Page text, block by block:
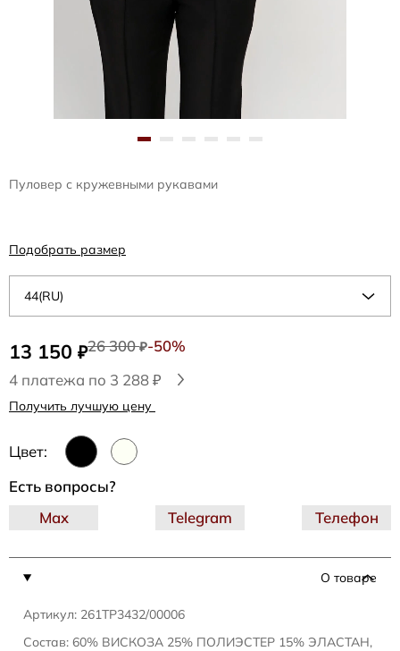
Пуловер с кружевными рукавами
13 150 ₽26 300₽-50%
4 платежа по 3 288 ₽
Получить лучшую цену
Цвет:
44(RU)
Подобрать размер
О товаре
Артикул: 261TP3432/00006
Состав: 60% ВИСКОЗА 25% ПОЛИЭСТЕР 15% ЭЛАСТАН,
Есть вопросы?
Telegram
Max Телефон